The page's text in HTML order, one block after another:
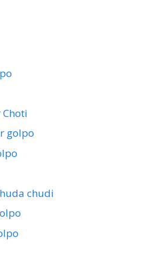
golpo
chudi